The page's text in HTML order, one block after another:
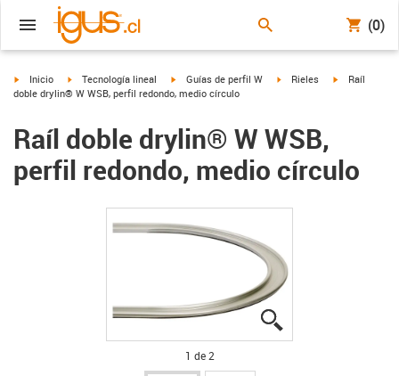
(0)
igus-icon-arrow-right
Inicio igus-icon-arrow-right
Tecnología lineal igus-icon-arrow-right
Guías de perfil W igus-icon-arrow-right
Rieles igus-icon-
Raíl
doble drylin® W WSB, perfil redondo, medio círculo
Raíl doble drylin® W WSB,
perfil redondo, medio círculo
1 de 2